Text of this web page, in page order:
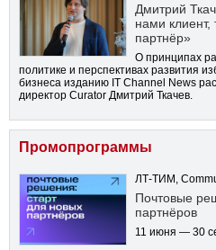
Дмитрий
нами
партнёр»
О принципах
политике и перспективах развития
бизнеса изданию IT Channel News
директор Curator Дмитрий Ткачев.
Промопрограммы
ЛТ-ТИМ,
Почтовые
партнёров
11 июня — 30